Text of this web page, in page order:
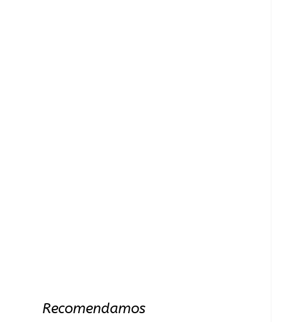
Recomendamos